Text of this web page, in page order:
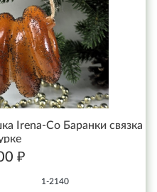
Irena-Co Баранки связка
₽
1-2140